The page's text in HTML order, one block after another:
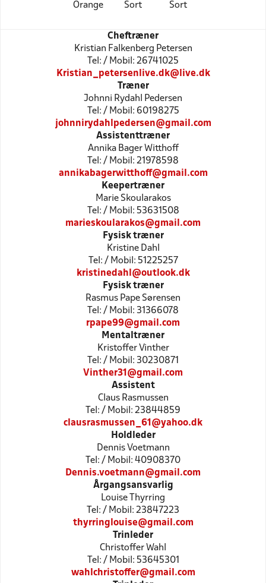
Orange Sort Sort
Cheftræner
Kristian Falkenberg Petersen
Tel: / Mobil: 26741025
Kristian_petersenlive.dk@live.dk
Træner
Johnni Rydahl Pedersen
Tel: / Mobil: 60198275
johnnirydahlpedersen@gmail.com
Assistenttræner
Annika Bager Witthoff
Tel: / Mobil: 21978598
annikabagerwitthoff@gmail.com
Keepertræner
Marie Skoularakos
Tel: / Mobil: 53631508
marieskoularakos@gmail.com
Fysisk træner
Kristine Dahl
Tel: / Mobil: 51225257
kristinedahl@outlook.dk
Fysisk træner
Rasmus Pape Sørensen
Tel: / Mobil: 31366078
rpape99@gmail.com
Mentaltræner
Kristoffer Vinther
Tel: / Mobil: 30230871
Vinther31@gmail.com
Assistent
Claus Rasmussen
Tel: / Mobil: 23844859
clausrasmussen_61@yahoo.dk
Holdleder
Dennis Voetmann
Tel: / Mobil: 40908370
Dennis.voetmann@gmail.com
Årgangsansvarlig
Louise Thyrring
Tel: / Mobil: 23847223
thyrringlouise@gmail.com
Trinleder
Christoffer Wahl
Tel: / Mobil: 53645301
wahlchristoffer@gmail.com